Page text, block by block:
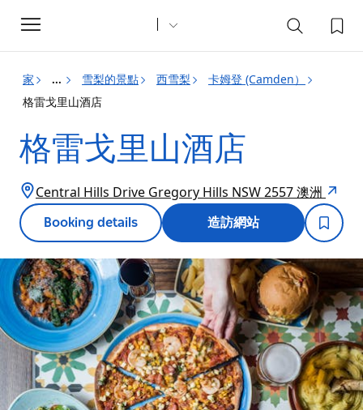
Toggle
navigation
家 ... 雪梨的景點 西雪梨
卡姆登 (Camden）
格雷戈里山酒店
格雷戈里山酒店
Central Hills Drive Gregory Hills NSW 2557 澳洲
Booking details 造訪網站